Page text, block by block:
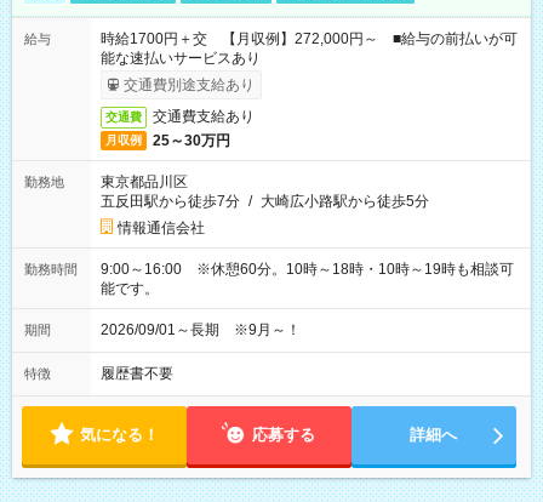
給与
時給1700円＋交 【月収例】272,000円～ ■給与の前払いが可
能な速払いサービスあり
交通費別途支給あり
交通費 交通費支給あり
月収例 25～30万円
勤務地
東京都品川区
五反田駅から徒歩7分 / 大崎広小路駅から徒歩5分
情報通信会社
勤務時間
9:00～16:00 ※休憩60分。10時～18時・10時～19時も相談可
能です。
期間 2026/09/01～長期 ※9月～！
特徴 履歴書不要
気になる！ 応募する 詳細へ